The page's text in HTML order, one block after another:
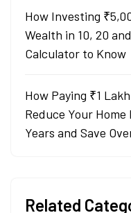
How Investing
Wealth in 10, 20
Calculator to Know
How Paying ₹1
Reduce Your
Years and Save
Related